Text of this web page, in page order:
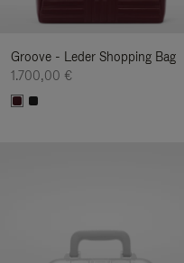
Groove - Leder Shopping Bag
1.700,00 €